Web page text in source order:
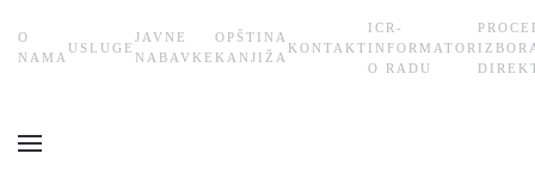
Skip
О
NAMA
USLUGE
JAVNE
NABAVKE
OPŠTINA
KANJIŽA
KONTAKT
ICR-
INFORMATOR
O RADU